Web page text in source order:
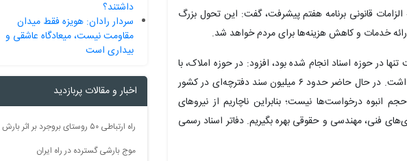
قانونی برنامه هفتم پیشرفت، گفت: این تحول بزرگ
خدمات و کاهش هزینه‌ها برای مردم خواهد شد.
در حوزه اسناد انجام شده بود، افزود: در حوزه املاک، با
وجود حجم گسترده تقاضا، چنین اقدامی سابقه نداشت. در حال حاضر حدود ۶ میلیون سند دفترچه‌ای در کشور
انبوه درخواست‌ها نیست؛ بنابراین ناچاریم از نیروهای
فنی، مهندسی و حقوقی بهره بگیریم. دفاتر اسناد رسمی
داشتند؟
سردار رادان: هویزه فقط میدان
مقاومت نیست، میعادگاه عاشقی و
بیداری است
اخبار و مقالات پربازدید
موج بارشی گسترده در راه ایران